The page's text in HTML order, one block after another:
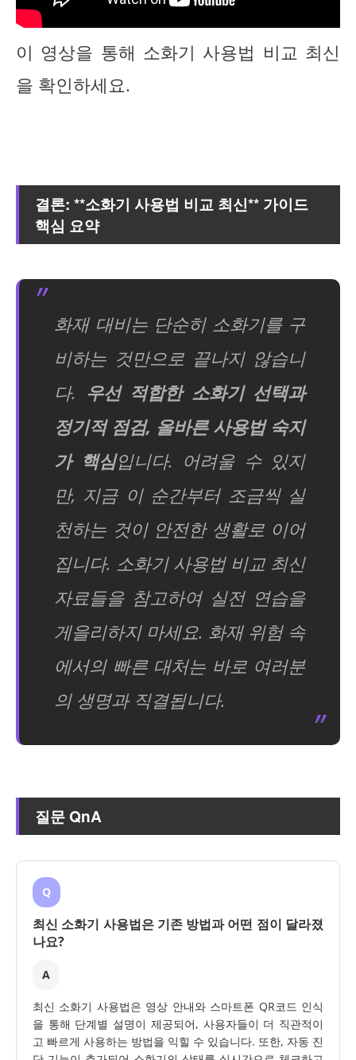
이 영상을 통해 소화기 사용법 비교 최신
을 확인하세요.
결론: **소화기 사용법 비교 최신** 가이드
핵심 요약
화재 대비는 단순히 소화기를 구
비하는 것만으로 끝나지 않습니
다. 우선 적합한 소화기 선택과
정기적 점검, 올바른 사용법 숙지
가 핵심입니다. 어려울 수 있지
만, 지금 이 순간부터 조금씩 실
천하는 것이 안전한 생활로 이어
집니다. 소화기 사용법 비교 최신
자료들을 참고하여 실전 연습을
게을리하지 마세요. 화재 위험 속
에서의 빠른 대처는 바로 여러분
의 생명과 직결됩니다.
질문 QnA
Q
최신 소화기 사용법은 기존 방법과 어떤 점이 달라졌
나요?
A
최신 소화기 사용법은 영상 안내와 스마트폰 QR코드 인식
을 통해 단계별 설명이 제공되어, 사용자들이 더 직관적이
고 빠르게 사용하는 방법을 익힐 수 있습니다. 또한, 자동 진